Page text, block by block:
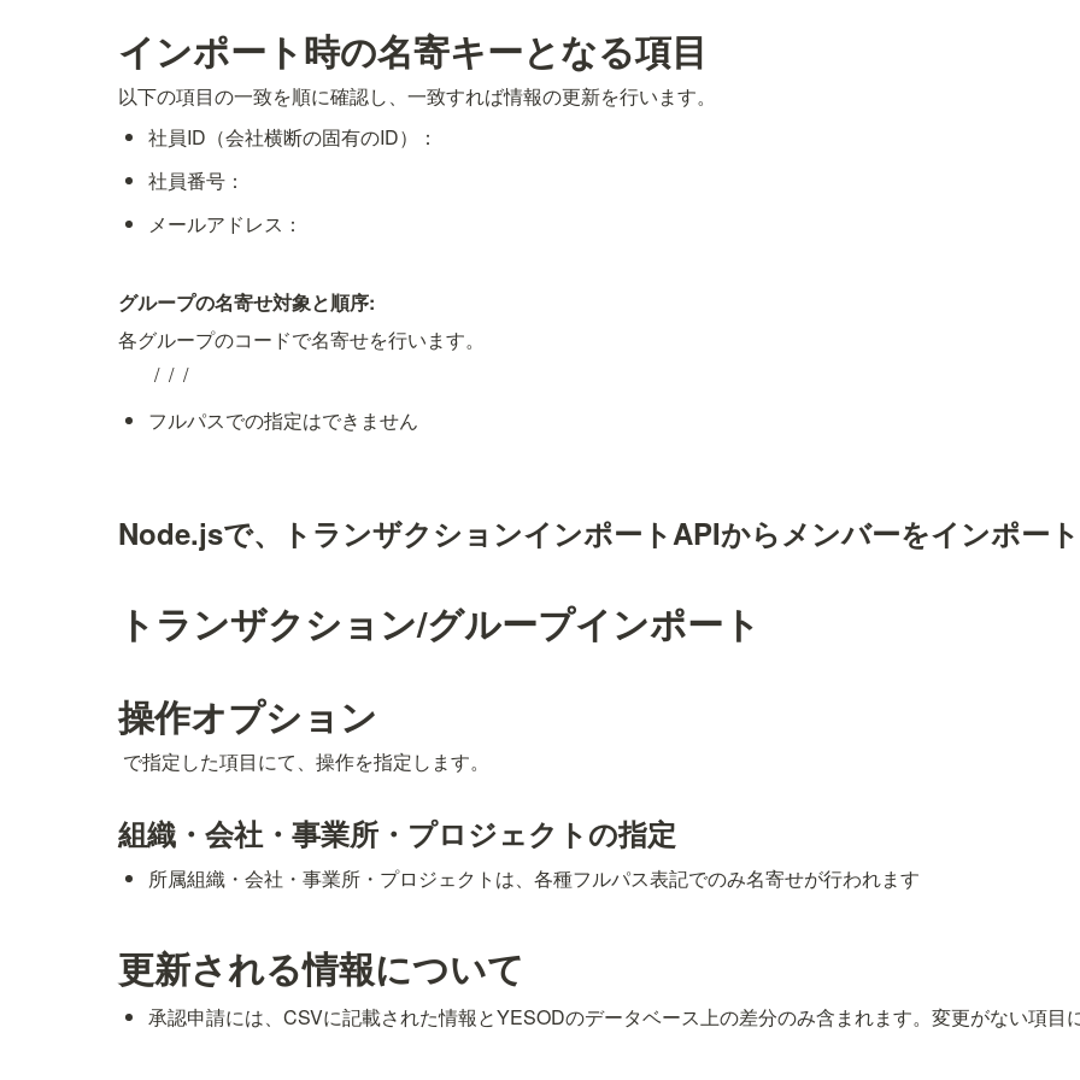
インポート時の名寄キーとなる項目
以下の項目の一致を順に確認し、一致すれば情報の更新を行います。
社員ID（会社横断の固有のID）：
社員番号：
メールアドレス：
グループの名寄せ対象と順序:
各グループのコードで名寄せを行います。
/ / /
フルパスでの指定はできません
Node.jsで、トランザクションインポートAPIからメンバーをインポー
トランザクション/グループインポート
操作オプション
で指定した項目にて、操作を指定します。
組織・会社・事業所・プロジェクトの指定
所属組織・会社・事業所・プロジェクトは、各種フルパス表記でのみ名寄せが行われます
更新される情報について
承認申請には、CSVに記載された情報とYESODのデータベース上の差分のみ含まれます。変更がない項目